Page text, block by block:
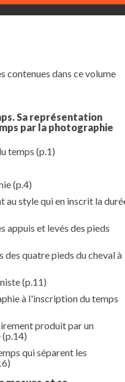
contenues dans ce volume
Sa représentation
par la photographie
temps (p.1)
(p.4)
au style qui en inscrit la
appuis et levés des pieds
quatre pieds du cheval à
(p.11)
à l'inscription du temps
produit par un
(p.14)
qui séparent les